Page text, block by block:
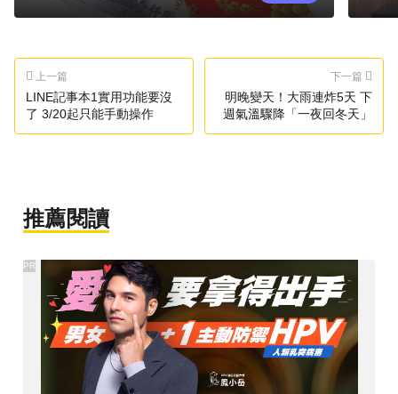
上一篇
LINE記事本1實用功能要沒
了 3/20起只能手動操作
下一篇
明晚變天！大雨連炸5天 下
週氣溫驟降「一夜回冬天」
推薦閱讀
PR